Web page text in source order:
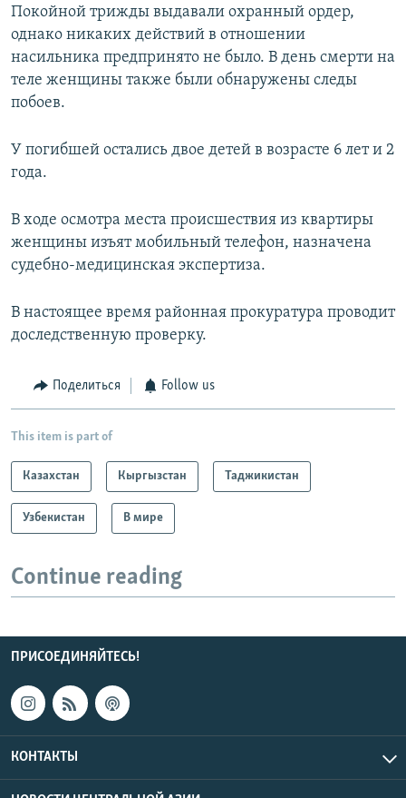
Покойной трижды выдавали охранный ордер,
однако никаких действий в отношении
насильника предпринято не было. В день смерти на
теле женщины также были обнаружены следы
побоев.
У погибшей остались двое детей в возрасте 6 лет и 2
года.
В ходе осмотра места происшествия из квартиры
женщины изъят мобильный телефон, назначена
судебно-медицинская экспертиза.
В настоящее время районная прокуратура проводит
доследственную проверку.
Поделиться Follow us
This item is part of
Казахстан Кыргызстан Таджикистан
Узбекистан В мире
Continue reading
ПРИСОЕДИНЯЙТЕСЬ!
КОНТАКТЫ